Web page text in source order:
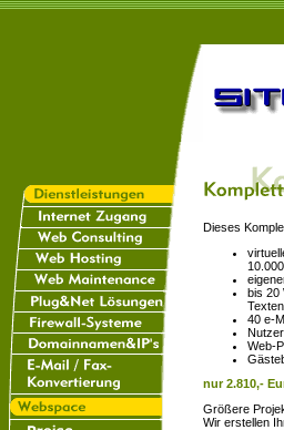
Dieses
bis 20
40 e-
Web-
nur 2.810,-
Größere
Wir erstellen